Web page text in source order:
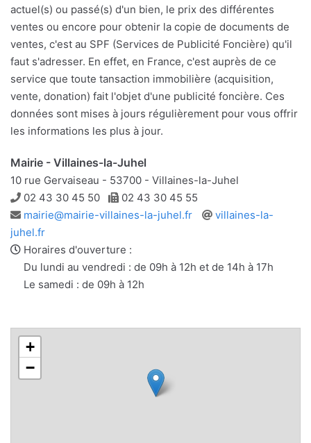
actuel(s) ou passé(s) d'un bien, le prix des différentes
ventes ou encore pour obtenir la copie de documents de
ventes, c'est au SPF (Services de Publicité Foncière) qu'il
faut s'adresser. En effet, en France, c'est auprès de ce
service que toute tansaction immobilière (acquisition,
vente, donation) fait l'objet d'une publicité foncière. Ces
données sont mises à jours régulièrement pour vous offrir
les informations les plus à jour.
Mairie - Villaines-la-Juhel
10 rue Gervaiseau - 53700 - Villaines-la-Juhel
Téléphone
02 43 30 45 50 Télécopie
02 43 30 45 55
Adresse
e-
mail
mairie@mairie-villaines-la-juhel.fr
Site
villaines-la-
juhel.fr
Horaires d'ouverture :
Du lundi au vendredi : de 09h à 12h et de 14h à 17h
Le samedi : de 09h à 12h
+
−